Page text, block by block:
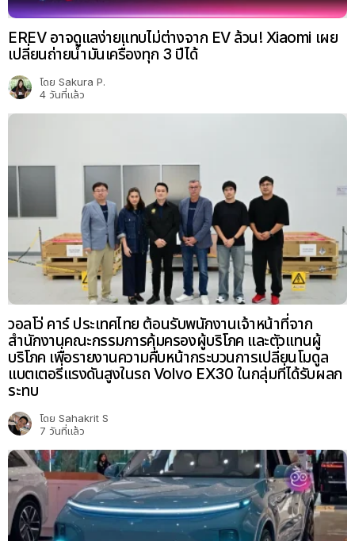
EREV อาจดูแลง่ายแทบไม่ต่างจาก EV ล้วน! Xiaomi เผย
เปลี่ยนถ่ายน้ำมันเครื่องทุก 3 ปีได้
โดย Sakura P.
4 วันที่แล้ว
วอลโว่ คาร์ ประเทศไทย ต้อนรับพนักงานเจ้าหน้าที่จาก
สำนักงานคณะกรรมการคุ้มครองผู้บริโภค และตัวแทนผู้
บริโภค เพื่อรายงานความคืบหน้ากระบวนการเปลี่ยนโมดูล
แบตเตอรี่แรงดันสูงในรถ Volvo EX30 ในกลุ่มที่ได้รับผลก
ระทบ
โดย Sahakrit S
7 วันที่แล้ว